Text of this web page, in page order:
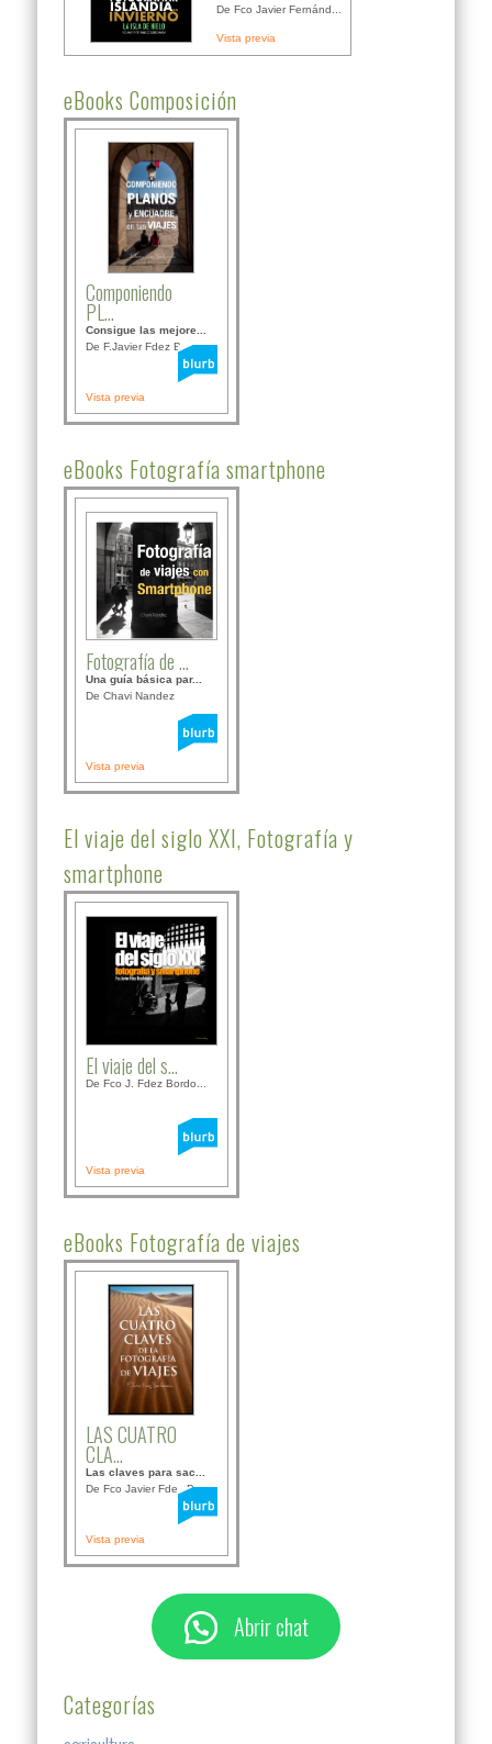
De Fco Javier Fernánd...
Vista previa
eBooks Composición
Componiendo
PL...
Consigue las mejore...
De F.Javier Fdez Bor...
Vista previa
eBooks Fotografía smartphone
Fotografía de ...
Una guía básica par...
De Chavi Nandez
Vista previa
El viaje del siglo XXI, Fotografía y
smartphone
El viaje del s...
De Fco J. Fdez Bordo...
Vista previa
eBooks Fotografía de viajes
LAS CUATRO
CLA...
Las claves para sac...
De Fco Javier Fdez B...
Vista previa
Abrir chat
Categorías